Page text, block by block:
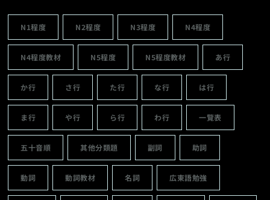
N1程度 N2程度 N3程度 N4程度
N4程度教材 N5程度 N5程度教材 あ行
か行 さ行 た行 な行 は行
ま行 や行 ら行 わ行 一覽表
五十音順 其他分類題 副詞 助詞
動詞 動詞教材 名詞 広東語勉強